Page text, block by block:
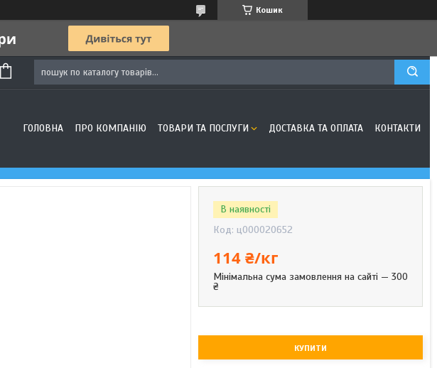
Кошик
ГОЛОВНА ПРО КОМПАНІЮ ТОВАРИ ТА ПОСЛУГИ ДОСТАВКА ТА ОПЛАТА КОНТАКТИ
В наявності
Код: ц000020652
114 ₴/кг
Мінімальна сума замовлення на сайті — 300
₴
КУПИТИ